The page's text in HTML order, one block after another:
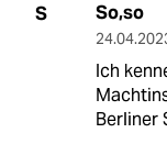
S So,so
Ich
Berliner